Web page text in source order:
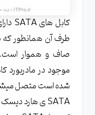
طرف آن همانطور
شده است متصل